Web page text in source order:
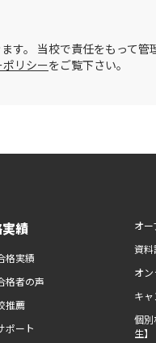
す。 当校で責任をもって管
リシーをご覧下さい。
績
格実績
格者の声
推薦
ポート
オ
資料
オ
キ
個
生】